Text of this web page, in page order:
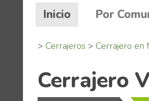
Inicio (current)
Por
> Cerrajeros > Cerrajero en
Cerrajero